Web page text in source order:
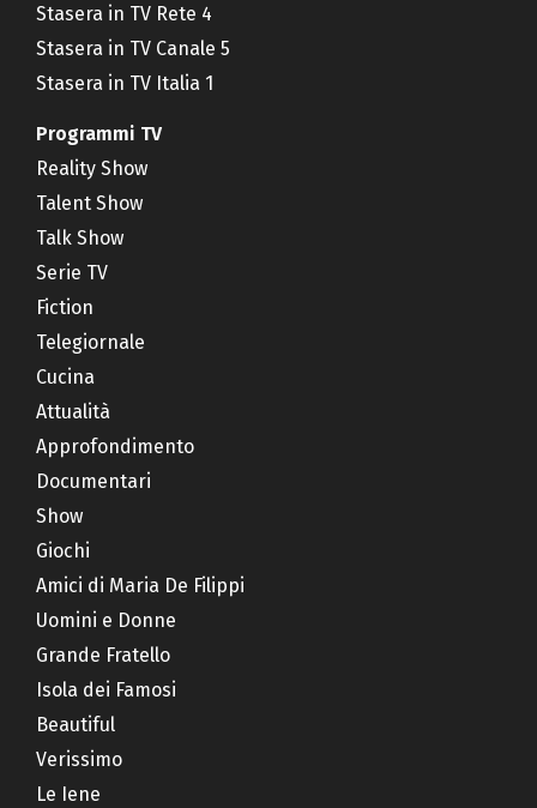
Stasera in TV Rete 4
Stasera in TV Canale 5
Stasera in TV Italia 1
Programmi TV
Reality Show
Talent Show
Talk Show
Serie TV
Fiction
Telegiornale
Cucina
Attualità
Approfondimento
Documentari
Show
Giochi
Amici di Maria De Filippi
Uomini e Donne
Grande Fratello
Isola dei Famosi
Beautiful
Verissimo
Le Iene